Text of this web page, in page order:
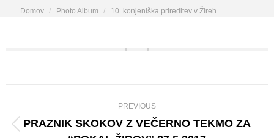
You are here:
Domov Photo Album 10. konjeniška prireditev v Žireh…
navigation
PREVIOUS
Previous
PRAZNIK SKOKOV Z VEČERNO TEKMO ZA